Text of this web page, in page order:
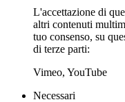
L'accettazione di
altri contenuti
tuo consenso, su
di terze parti:
Vimeo, YouTube
Necessari